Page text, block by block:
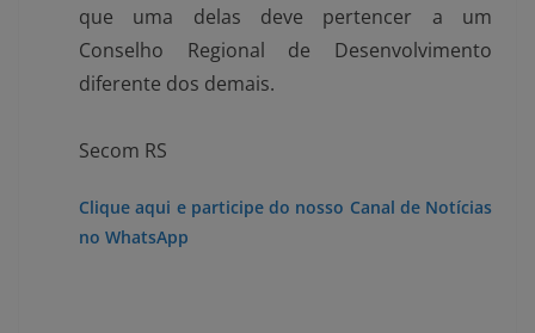
que uma delas deve pertencer a um
Conselho Regional de Desenvolvimento
diferente dos demais.
Secom RS
Clique aqui e participe do nosso Canal de Notícias
no WhatsApp